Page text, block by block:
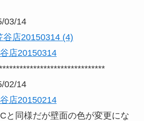
14
14
と同様だが壁面の色が変更にな